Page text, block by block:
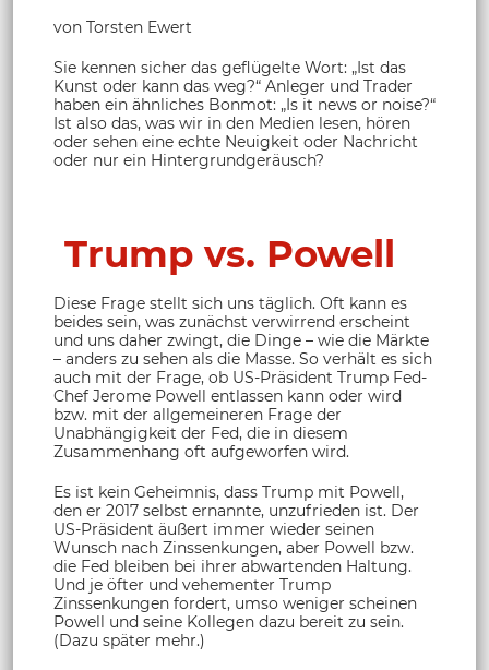
von Torsten Ewert
Sie kennen sicher das geflügelte Wort: „Ist das
Kunst oder kann das weg?“ Anleger und Trader
haben ein ähnliches Bonmot: „Is it news or noise?“
Ist also das, was wir in den Medien lesen, hören
oder sehen eine echte Neuigkeit oder Nachricht
oder nur ein Hintergrundgeräusch?
Trump vs. Powell
Diese Frage stellt sich uns täglich. Oft kann es
beides sein, was zunächst verwirrend erscheint
und uns daher zwingt, die Dinge – wie die Märkte
– anders zu sehen als die Masse. So verhält es sich
auch mit der Frage, ob US-Präsident Trump Fed-
Chef Jerome Powell entlassen kann oder wird
bzw. mit der allgemeineren Frage der
Unabhängigkeit der Fed, die in diesem
Zusammenhang oft aufgeworfen wird.
Es ist kein Geheimnis, dass Trump mit Powell,
den er 2017 selbst ernannte, unzufrieden ist. Der
US-Präsident äußert immer wieder seinen
Wunsch nach Zinssenkungen, aber Powell bzw.
die Fed bleiben bei ihrer abwartenden Haltung.
Und je öfter und vehementer Trump
Zinssenkungen fordert, umso weniger scheinen
Powell und seine Kollegen dazu bereit zu sein.
(Dazu später mehr.)